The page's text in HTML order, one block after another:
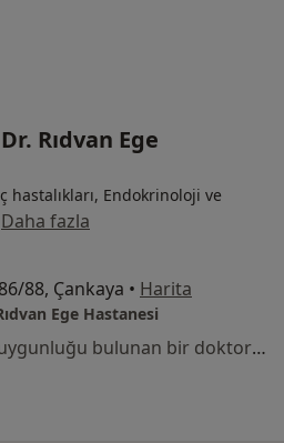
Rıdvan Ege
Endokrinoloji ve
Daha fazla
88, Çankaya • Harita
Ege Hastanesi
Bu kurumda online uygunluğu bulunan bir doktor veya uzman bulunamadı